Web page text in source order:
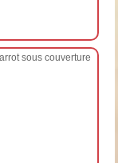
sous couverture